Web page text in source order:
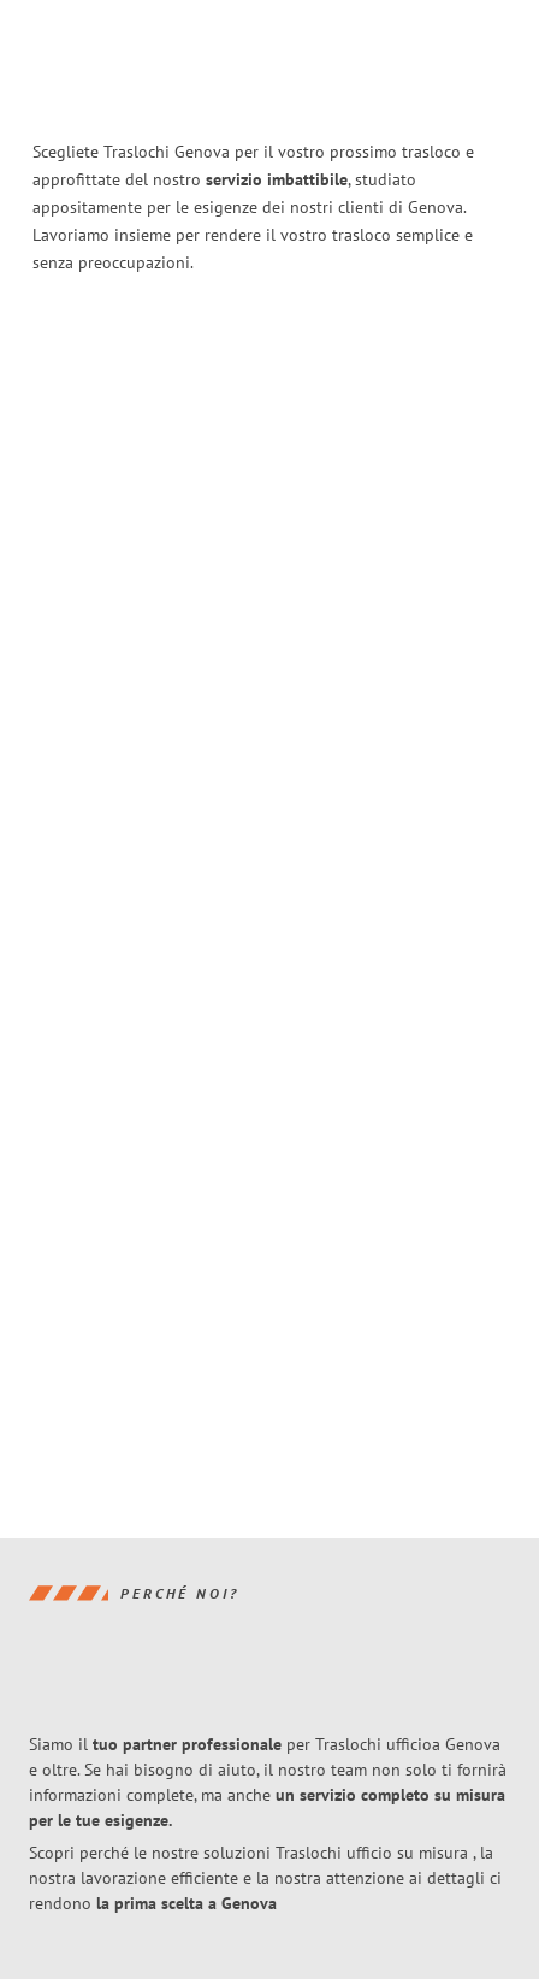
Scegliete Traslochi Genova per il vostro prossimo trasloco e
approfittate del nostro servizio imbattibile, studiato
appositamente per le esigenze dei nostri clienti di Genova.
Lavoriamo insieme per rendere il vostro trasloco semplice e
senza preoccupazioni.
PERCHÉ NOI?
Siamo il tuo partner professionale per Traslochi ufficioa Genova
e oltre. Se hai bisogno di aiuto, il nostro team non solo ti fornirà
informazioni complete, ma anche un servizio completo su misura
per le tue esigenze.
Scopri perché le nostre soluzioni Traslochi ufficio su misura , la
nostra lavorazione efficiente e la nostra attenzione ai dettagli ci
rendono la prima scelta a Genova